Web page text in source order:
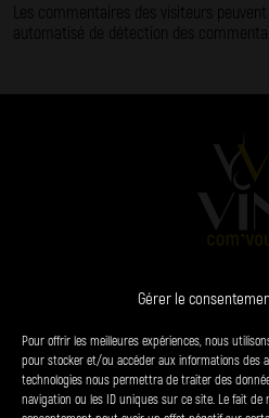
Gérer le
Pour offrir les meilleures expériences, nous
pour stocker et/ou accéder aux informations des
technologies nous permettra de traiter des
navigation ou les ID uniques sur ce site. Le fait
Les commentaires des visiteurs
automatisé de détection des
VINS
PRODUITS DU
38 chemin du panorama - le